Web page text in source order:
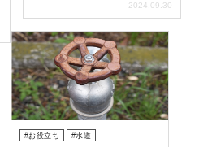
2024.09.30
お役立ち 水道